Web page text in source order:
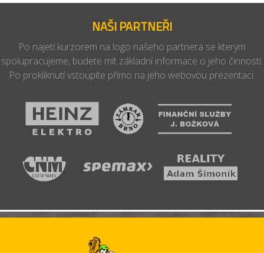
NAŠI PARTNEŘI
Po najetí kurzorem na logo našeho partnera se kterým
spolupracujeme, budete mít základní informace o jeho činnosti.
Po prokliknutí vstoupíte přímo na jeho webovou prezentaci.